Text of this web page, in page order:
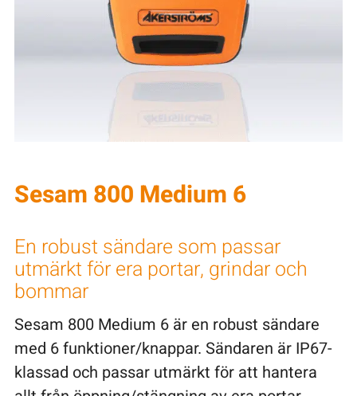
Sesam 800 Medium 6
En robust sändare som passar
utmärkt för era portar, grindar och
bommar
Sesam 800 Medium 6 är en robust sändare
med 6 funktioner/knappar. Sändaren är IP67-
klassad och passar utmärkt för att hantera